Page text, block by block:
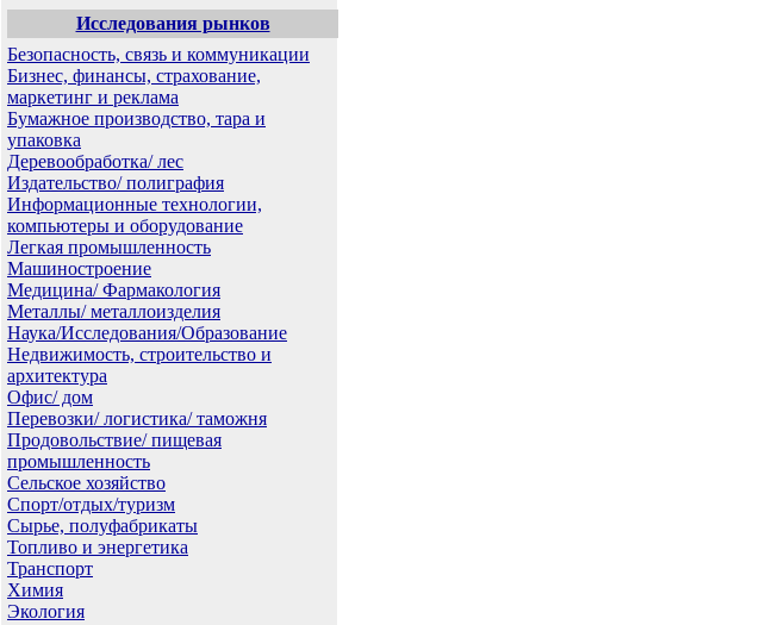
Исследования рынков
Безопасность, связь и коммуникации
Бизнес, финансы, страхование,
маркетинг и реклама
Бумажное производство, тара и
упаковка
Деревообработка/ лес
Издательство/ полиграфия
Информационные технологии,
компьютеры и оборудование
Легкая промышленность
Машиностроение
Медицина/ Фармакология
Металлы/ металлоизделия
Наука/Исследования/Образование
Недвижимость, строительство и
архитектура
Офис/ дом
Перевозки/ логистика/ таможня
Продовольствие/ пищевая
промышленность
Сельское хозяйство
Спорт/отдых/туризм
Сырье, полуфабрикаты
Топливо и энергетика
Транспорт
Химия
Экология